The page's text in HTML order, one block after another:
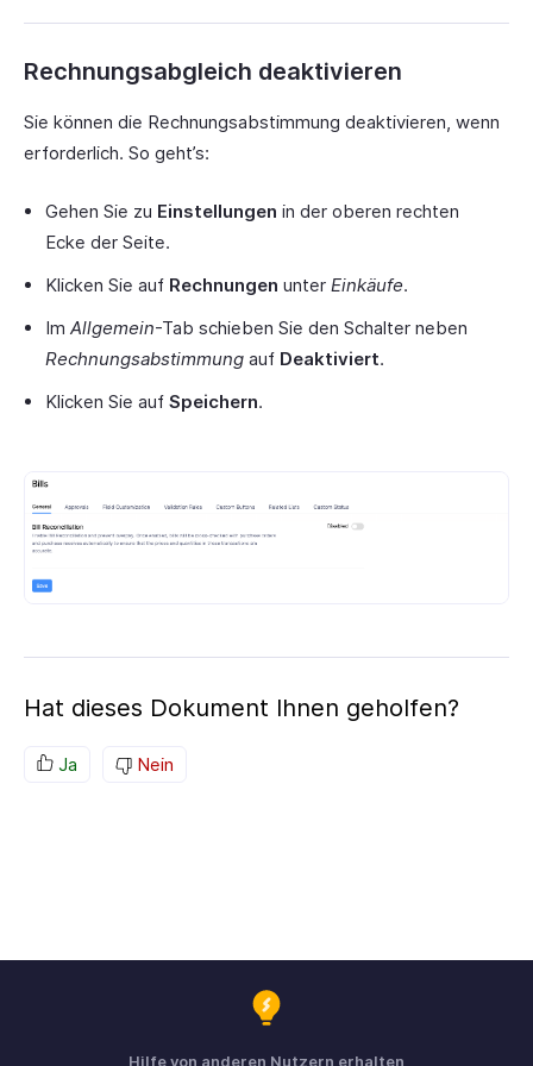
Rechnungsabgleich deaktivieren
Sie können die Rechnungsabstimmung deaktivieren, wenn
erforderlich. So geht’s:
Gehen Sie zu Einstellungen in der oberen rechten
Ecke der Seite.
Klicken Sie auf Rechnungen unter Einkäufe.
Im Allgemein-Tab schieben Sie den Schalter neben
Rechnungsabstimmung auf Deaktiviert.
Klicken Sie auf Speichern.
Hat dieses Dokument Ihnen geholfen?
Ja Nein
Hilfe von anderen Nutzern erhalten